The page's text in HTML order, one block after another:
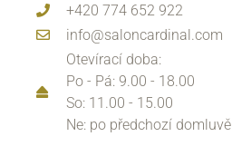
+420 774 652 922
info@saloncardinal.com
Otevírací doba:
Po - Pá: 9.00 - 18.00
So: 11.00 - 15.00
Ne: po předchozí domluvě